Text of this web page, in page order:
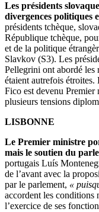
Les présidents
divergences politiques
présidents tchèque,
République tchèque,
et de la politique
Slavkov (S3). Les
Pellegrini ont abordé les
étaient autrefois
Fico est devenu
plusieurs tensions
LISBONNE
Le Premier ministre
mais le soutien du
portugais Luís
de l’avant avec la
par le parlement, «
accordent les conditions
l’exercice de ses